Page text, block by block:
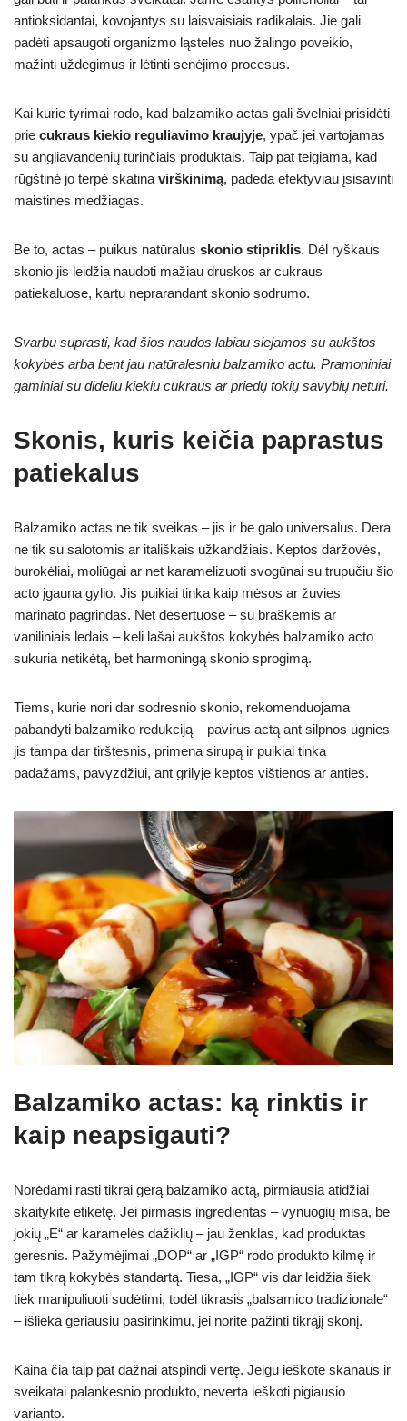
antioksidantai, kovojantys su laisvaisiais radikalais. Jie gali
padėti apsaugoti organizmo ląsteles nuo žalingo poveikio,
mažinti uždegimus ir lėtinti senėjimo procesus.
Kai kurie tyrimai rodo, kad balzamiko actas gali švelniai prisidėti
prie cukraus kiekio reguliavimo kraujyje, ypač jei vartojamas
su angliavandenių turinčiais produktais. Taip pat teigiama, kad
rūgštinė jo terpė skatina virškinimą, padeda efektyviau įsisavinti
maistines medžiagas.
Be to, actas – puikus natūralus skonio stipriklis. Dėl ryškaus
skonio jis leidžia naudoti mažiau druskos ar cukraus
patiekaluose, kartu neprarandant skonio sodrumo.
Svarbu suprasti, kad šios naudos labiau siejamos su aukštos
kokybės arba bent jau natūralesniu balzamiko actu. Pramoniniai
gaminiai su dideliu kiekiu cukraus ar priedų tokių savybių neturi.
Skonis, kuris keičia paprastus
patiekalus
Balzamiko actas ne tik sveikas – jis ir be galo universalus. Dera
ne tik su salotomis ar itališkais užkandžiais. Keptos daržovės,
burokėliai, moliūgai ar net karamelizuoti svogūnai su trupučiu šio
acto įgauna gylio. Jis puikiai tinka kaip mėsos ar žuvies
marinato pagrindas. Net desertuose – su braškėmis ar
vaniliniais ledais – keli lašai aukštos kokybės balzamiko acto
sukuria netikėtą, bet harmoningą skonio sprogimą.
Tiems, kurie nori dar sodresnio skonio, rekomenduojama
pabandyti balzamiko redukciją – pavirus actą ant silpnos ugnies
jis tampa dar tirštesnis, primena sirupą ir puikiai tinka
padažams, pavyzdžiui, ant grilyje keptos vištienos ar anties.
Balzamiko actas: ką rinktis ir
kaip neapsigauti?
Norėdami rasti tikrai gerą balzamiko actą, pirmiausia atidžiai
skaitykite etiketę. Jei pirmasis ingredientas – vynuogių misa, be
jokių „E“ ar karamelės dažiklių – jau ženklas, kad produktas
geresnis. Pažymėjimai „DOP“ ar „IGP“ rodo produkto kilmę ir
tam tikrą kokybės standartą. Tiesa, „IGP“ vis dar leidžia šiek
tiek manipuliuoti sudėtimi, todėl tikrasis „balsamico tradizionale“
– išlieka geriausiu pasirinkimu, jei norite pažinti tikrąjį skonį.
Kaina čia taip pat dažnai atspindi vertę. Jeigu ieškote skanaus ir
sveikatai palankesnio produkto, neverta ieškoti pigiausio
varianto.